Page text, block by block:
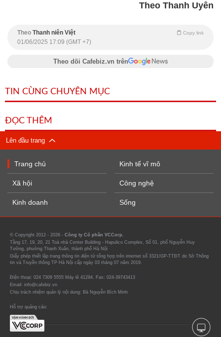
Theo Thanh Uyên
Theo Thanh niên Việt Copy link
01/06/2025 17:09 (GMT +7)
Theo dõi Cafebiz.vn trên
TIN CÙNG CHUYÊN MỤC
ĐỌC THÊM
Lên đầu trang
Trang chủ
Xã hội
Kinh doanh
Kinh tế vĩ mô
Công nghệ
Sống
© Copyright 2012 - 2026 - Công ty Cổ phần VCCorp.
Tầng 17, 19, 20, 21 Toà nhà Center Building - Hapulico Complex, Số 01, phố Nguyễn Huy
Tưởng, phường Thanh Xuân, thành phố Hà Nội
Giấy phép thiết lập trang thông tin điện tử tổng hợp trên internet số 3321/GP-TTĐT do Sở Thông
tin và Truyền thông TP Hà Nội cấp ngày 03 tháng 07 năm 2019.
Điện thoại: 024 7309 5555 Máy lẻ 41294. Fax: 024-39743413
Email: info@cafebiz.vn
Chịu trách nhiệm quản lý nội dung: Bà Nguyễn Bích Minh
Hỗ trợ quảng cáo: